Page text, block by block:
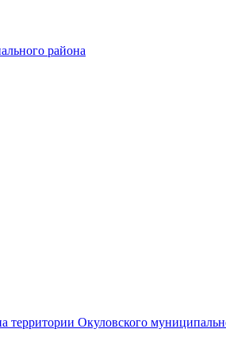
района
территории Окуловского